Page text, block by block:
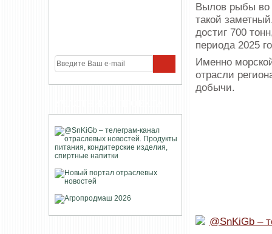
Вылов рыбы во
такой
достиг 700
периода 2025
Именно
отрасли
добычи.